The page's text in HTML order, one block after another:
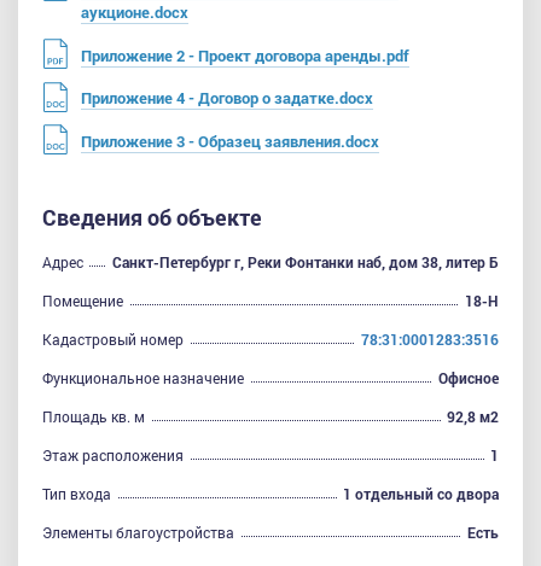
аукционе.docx
Приложение 2 - Проект договора аренды.pdf
Приложение 4 - Договор о задатке.docx
Приложение 3 - Образец заявления.docx
Сведения об объекте
Адрес
Санкт-Петербург г, Реки Фонтанки наб, дом 38, литер Б
Помещение
18-Н
Кадастровый номер
78:31:0001283:3516
Функциональное назначение
Офисное
Площадь кв. м
92,8 м2
Этаж расположения
1
Тип входа
1 отдельный со двора
Элементы благоустройства
Есть